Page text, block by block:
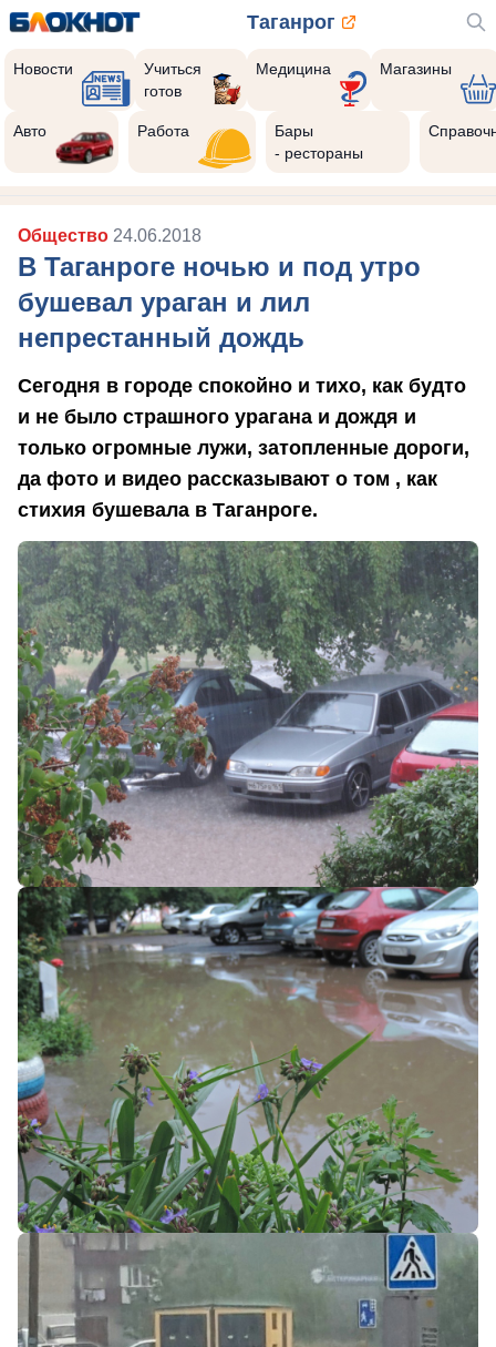
Таганрог
Новости
Учиться
готов
Медицина Магазины
Авто Работа
Бары
- рестораны
Общество 24.06.2018
В Таганроге ночью и под утро
бушевал ураган и лил
непрестанный дождь
Сегодня в городе спокойно и тихо, как будто
и не было страшного урагана и дождя и
только огромные лужи, затопленные дороги,
да фото и видео рассказывают о том , как
стихия бушевала в Таганроге.